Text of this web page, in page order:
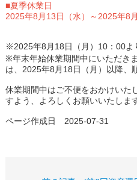
■夏季休業日
2025年8月13日（水）～2025年8
※2025年8月18日（月）10：00よ
※年末年始休業期間中にいただき
は、2025年8月18日（月）以降、
休業期間中はご不便をおかけいた
すよう、よろしくお願いいたします
ページ作成日 2025-07-31